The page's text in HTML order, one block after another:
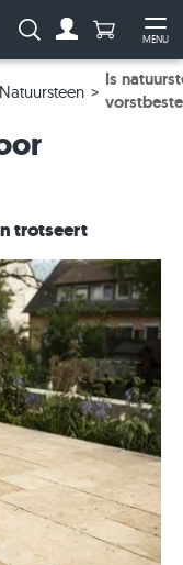
MENU
Zoeken: Aantal
Natuursteen
Is
trotseert